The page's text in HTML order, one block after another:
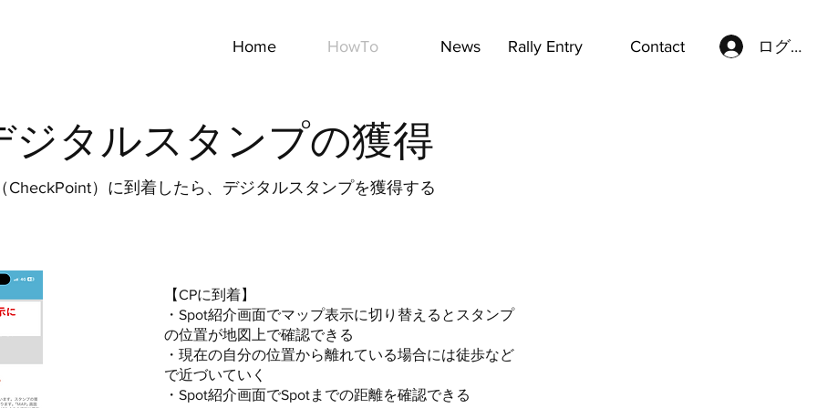
Home HowTo News Rally Entry Contact ログイ
ジタルスタンプの獲得
CheckPoint）に到着したら、デジタルスタンプを獲得する
​【CPに到着】
​・Spot紹介画面でマップ表示に切り替えるとスタンプ
の位置が地図上で確認できる
・現在の自分の位置から離れている場合には徒歩など
で近づいていく
・Spot紹介画面でSpotまでの距離を確認できる